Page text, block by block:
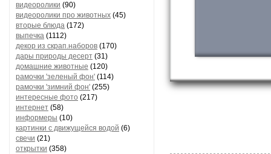
видеоролики (90)
видеоролики про животных (45)
вторые блюда (172)
выпечка (1112)
декор из скрап.наборов (170)
дары природы десерт (31)
домашние животные (120)
рамочки 'зеленый фон' (114)
рамочки 'зимний фон' (255)
интересные фото (217)
интернет (58)
информеры (10)
картинки с движущейся водой (6)
свечи (21)
открытки (358)